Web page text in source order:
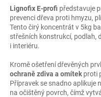
Lignofix E-profi představuje
prevenci dřeva proti hmyzu,
Tento čirý koncentrát v 5kg
střešních konstrukcí, podlah,
i interiéru.
Kromě ošetření dřevěných
ochraně zdiva a omítekproti
Přípravek se snadno aplikuje
na očištěný povrch, čímž